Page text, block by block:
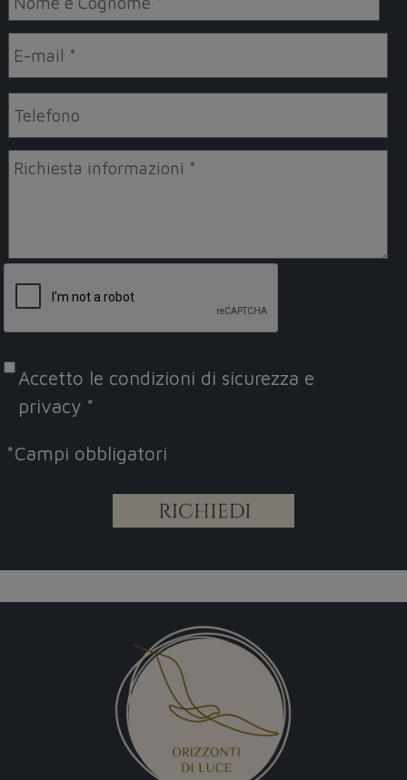
Accetto le condizioni di sicurezza e
privacy *
*Campi obbligatori